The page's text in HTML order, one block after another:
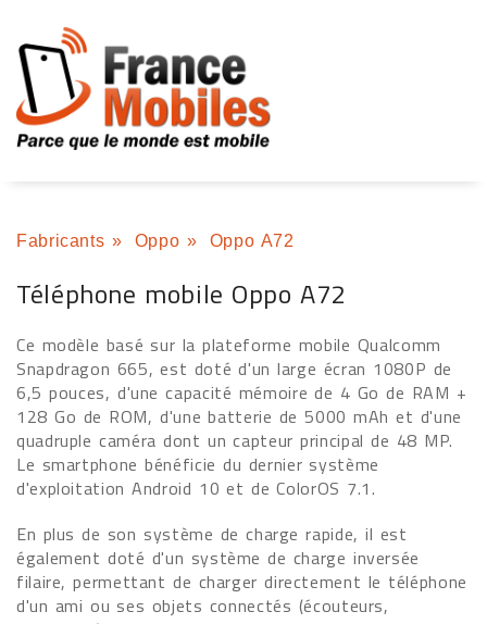
Fabricants » Oppo » Oppo A72
Téléphone mobile Oppo A72
Ce modèle basé sur la plateforme mobile Qualcomm
Snapdragon 665, est doté d'un large écran 1080P de
6,5 pouces, d'une capacité mémoire de 4 Go de RAM +
128 Go de ROM, d'une batterie de 5000 mAh et d'une
quadruple caméra dont un capteur principal de 48 MP.
Le smartphone bénéficie du dernier système
d'exploitation Android 10 et de ColorOS 7.1.
En plus de son système de charge rapide, il est
également doté d'un système de charge inversée
filaire, permettant de charger directement le téléphone
d'un ami ou ses objets connectés (écouteurs,